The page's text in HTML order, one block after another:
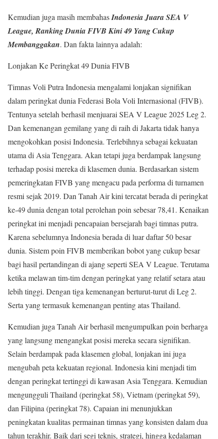
Kemudian juga masih membahasIndonesia Juara SEA V
League, Ranking Dunia FIVB Kini 49 Yang Cukup
Membanggakan. Dan fakta lainnya adalah:
Lonjakan Ke Peringkat 49 Dunia FIVB
Timnas Voli Putra Indonesia mengalami lonjakan signifikan
dalam peringkat dunia Federasi Bola Voli Internasional (FIVB).
Tentunya setelah berhasil menjuarai SEA V League 2025 Leg 2.
Dan kemenangan gemilang yang di raih di Jakarta tidak hanya
mengokohkan posisi Indonesia. Terlebihnya sebagai kekuatan
utama di Asia Tenggara. Akan tetapi juga berdampak langsung
terhadap posisi mereka di klasemen dunia. Berdasarkan sistem
pemeringkatan FIVB yang mengacu pada performa di turnamen
resmi sejak 2019. Dan Tanah Air kini tercatat berada di peringkat
ke-49 dunia dengan total perolehan poin sebesar 78,41. Kenaikan
peringkat ini menjadi pencapaian bersejarah bagi timnas putra.
Karena sebelumnya Indonesia berada di luar daftar 50 besar
dunia. Sistem poin FIVB memberikan bobot yang cukup besar
bagi hasil pertandingan di ajang seperti SEA V League. Terutama
ketika melawan tim-tim dengan peringkat yang relatif setara atau
lebih tinggi. Dengan tiga kemenangan berturut-turut di Leg 2.
Serta yang termasuk kemenangan penting atas Thailand.
Kemudian juga Tanah Air berhasil mengumpulkan poin berharga
yang langsung mengangkat posisi mereka secara signifikan.
Selain berdampak pada klasemen global, lonjakan ini juga
mengubah peta kekuatan regional. Indonesia kini menjadi tim
dengan peringkat tertinggi di kawasan Asia Tenggara. Kemudian
mengungguli Thailand (peringkat 58), Vietnam (peringkat 59),
dan Filipina (peringkat 78). Capaian ini menunjukkan
peningkatan kualitas permainan timnas yang konsisten dalam dua
tahun terakhir. Baik dari segi teknis, strategi, hingga kedalaman